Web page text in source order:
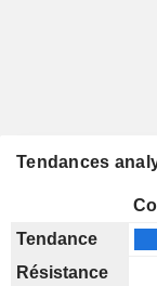
Tendances
Tendance
Résistance